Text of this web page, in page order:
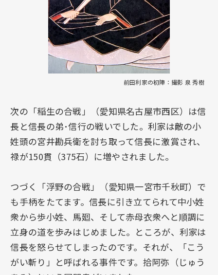
前田利家の初陣：撮影 泉 秀樹
次の「稲生の合戦」（愛知県名古屋市西区）は信
長と信長の弟･信行の戦いでした。利家は敵の小
姓頭の宮井勘兵衛を討ち取って信長に激賞され、
禄が150貫（375石）に増やされました。
つづく「浮野の合戦」（愛知県一宮市千秋町）で
も手柄をたてます。信長に引き立てられて中小姓
衆から歩小姓、馬廻、そして赤母衣衆へと順調に
立身の道を歩みはじめました。ところが、利家は
信長を怒らせてしまったのです。それが、「こう
がい斬り」と呼ばれる事件です。拾阿弥（じゅう